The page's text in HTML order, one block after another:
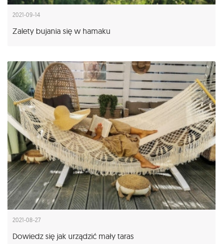
2021-09-14
Zalety bujania się w hamaku
2021-08-27
Dowiedz się jak urządzić mały taras